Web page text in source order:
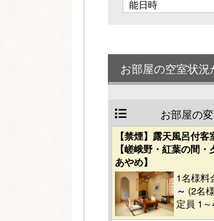
能日時
お部屋の空室状
お部屋の
【禁煙】露天風呂付
【嵯峨野・紅葉の間・
あやめ】
1名様
～ (2名
定員 1